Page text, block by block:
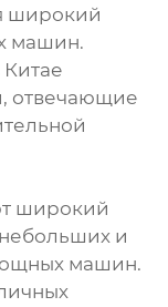
широкий
машин.
отвечающие
широкий
и
машин.